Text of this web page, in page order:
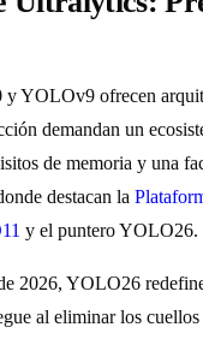
YOLOv9 ofrecen
demandan un
de memoria y una
destacan la
y el puntero YOLO26.
2026, YOLO26
al eliminar los cuellos